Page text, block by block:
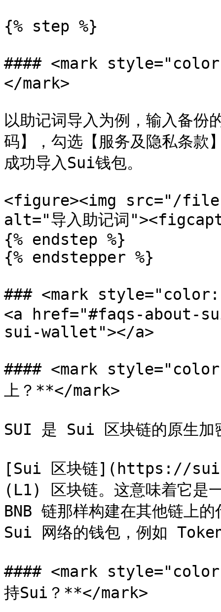
{% step %}
#### <mark
</mark>
以助记词导入为例，输入备份
码】，勾选【服务及隐私条款
成功导入Sui钱包。
<figure><img src="/files/
alt="导入助记词
{% endstep %}
{% endstepper %}
### <mark
<a href="#faqs-about-
sui-wallet"></a>
#### <mark
上？**</mark>
SUI 是 Sui 区块链的原生加
[Sui 区块链](https://
(L1) 区块链。这意味着它是
BNB 链那样构建在其他链上
Sui 网络的钱包，例如
#### <mark
持Sui？**</mark>